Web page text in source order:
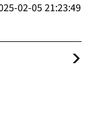
02-05 21:23:49